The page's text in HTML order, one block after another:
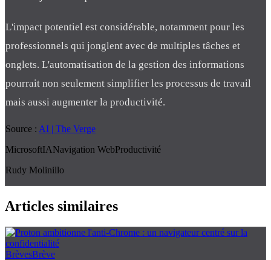
L'impact potentiel est considérable, notamment pour les
professionnels qui jonglent avec de multiples tâches et
onglets. L'automatisation de la gestion des informations
pourrait non seulement simplifier les processus de travail
mais aussi augmenter la productivité.
Source : AI | The Verge
MicrosoftIANavigation WebProductivité
Rudy Molinillo
Articles similaires
BrèvesBrève